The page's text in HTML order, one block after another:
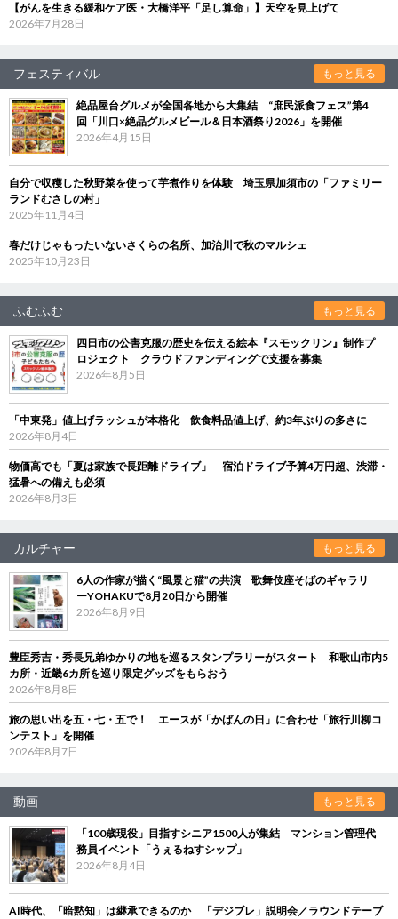
【がんを生きる緩和ケア医・大橋洋平「足し算命」】天空を見上げて
2026年7月28日
フェスティバル もっと見る
絶品屋台グルメが全国各地から大集結 “庶民派食フェス”第4
回「川口×絶品グルメビール＆日本酒祭り2026」を開催
2026年4月15日
自分で収穫した秋野菜を使って芋煮作りを体験 埼玉県加須市の「ファミリー
ランドむさしの村」
2025年11月4日
春だけじゃもったいないさくらの名所、加治川で秋のマルシェ
2025年10月23日
ふむふむ もっと見る
四日市の公害克服の歴史を伝える絵本『スモックリン』制作プ
ロジェクト クラウドファンディングで支援を募集
2026年8月5日
「中東発」値上げラッシュが本格化 飲食料品値上げ、約3年ぶりの多さに
2026年8月4日
物価高でも「夏は家族で長距離ドライブ」 宿泊ドライブ予算4万円超、渋滞・
猛暑への備えも必須
2026年8月3日
カルチャー もっと見る
6人の作家が描く“風景と猫”の共演 歌舞伎座そばのギャラリ
ーYOHAKUで8月20日から開催
2026年8月9日
豊臣秀吉・秀長兄弟ゆかりの地を巡るスタンプラリーがスタート 和歌山市内5
カ所・近畿6カ所を巡り限定グッズをもらおう
2026年8月8日
旅の思い出を五・七・五で！ エースが「かばんの日」に合わせ「旅行川柳コ
ンテスト」を開催
2026年8月7日
動画 もっと見る
「100歳現役」目指すシニア1500人が集結 マンション管理代
務員イベント「うぇるねすシップ」
2026年8月4日
AI時代、「暗黙知」は継承できるのか 「デジブレ」説明会／ラウンドテーブ